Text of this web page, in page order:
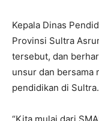
Kepala Dinas
Provinsi Sultra
tersebut, dan
unsur dan bersama
pendidikan di Sultra.